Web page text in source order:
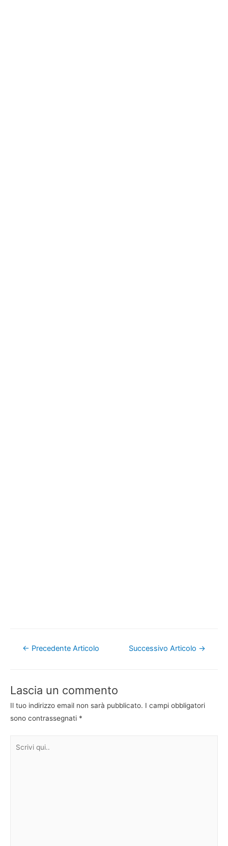
Navigazione
← Precedente Articolo Successivo Articolo →
Lascia un commento
Il tuo indirizzo email non sarà pubblicato. I campi obbligatori
sono contrassegnati *